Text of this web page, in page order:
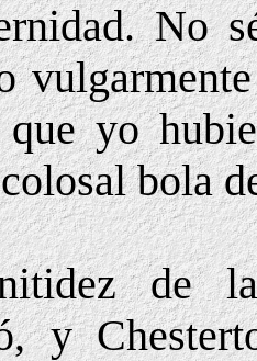
No
yo
bola
de
y